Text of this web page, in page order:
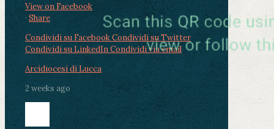
View on Facebook
· Share
Condividi su FacebookCondividi su Twitter
Condividi su LinkedInCondividi via email
Arcidiocesi di Lucca
2 weeks ago